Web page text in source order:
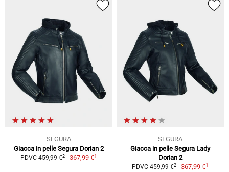
SEGURA
Giacca in pelle Segura Dorian 2
PDVC 459,99 €2 367,99 €1
SEGURA
Giacca in pelle Segura Lady
Dorian 2
PDVC 459,99 €2 367,99 €1